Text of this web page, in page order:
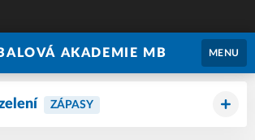
AKADEMIE MB MENU
ZÁPASY